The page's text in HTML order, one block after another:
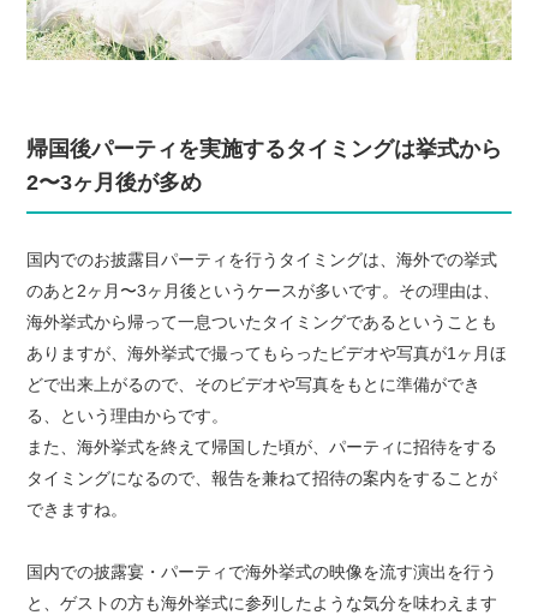
帰国後パーティを実施するタイミングは挙式から
2〜3ヶ月後が多め
国内でのお披露目パーティを行うタイミングは、海外での挙式
のあと2ヶ月〜3ヶ月後というケースが多いです。その理由は、
海外挙式から帰って一息ついたタイミングであるということも
ありますが、海外挙式で撮ってもらったビデオや写真が1ヶ月ほ
どで出来上がるので、そのビデオや写真をもとに準備ができ
る、という理由からです。
また、海外挙式を終えて帰国した頃が、パーティに招待をする
タイミングになるので、報告を兼ねて招待の案内をすることが
できますね。
国内での披露宴・パーティで海外挙式の映像を流す演出を行う
と、ゲストの方も海外挙式に参列したような気分を味わえます